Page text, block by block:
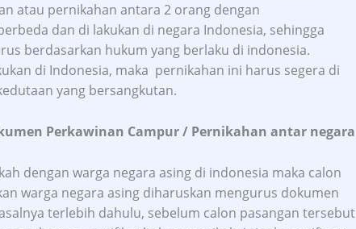
atau pernikahan antara 2 orang dengan
dan di lakukan di negara Indonesia, sehingga
berdasarkan hukum yang berlaku di indonesia.
di Indonesia, maka pernikahan ini harus segera di
yang bersangkutan.
Perkawinan Campur / Pernikahan antar negara
dengan warga negara asing di indonesia maka calon
warga negara asing diharuskan mengurus dokumen
terlebih dahulu, sebelum calon pasangan tersebut